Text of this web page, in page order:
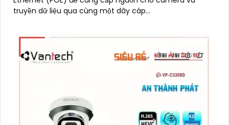
truyền dữ liệu qua cùng một dây cáp...